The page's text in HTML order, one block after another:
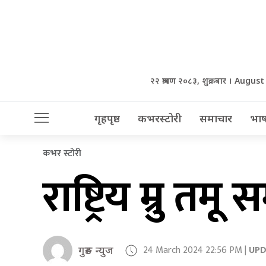
२२ श्रावण २०८३, शुक्रबार ।
गृहपृष्ठ कभरस्टोरी समाचार
कभर स्टोरी
राष्ट्रिय म्रु
गुरुङ न्युज 24 March 2024 22:56 PM |